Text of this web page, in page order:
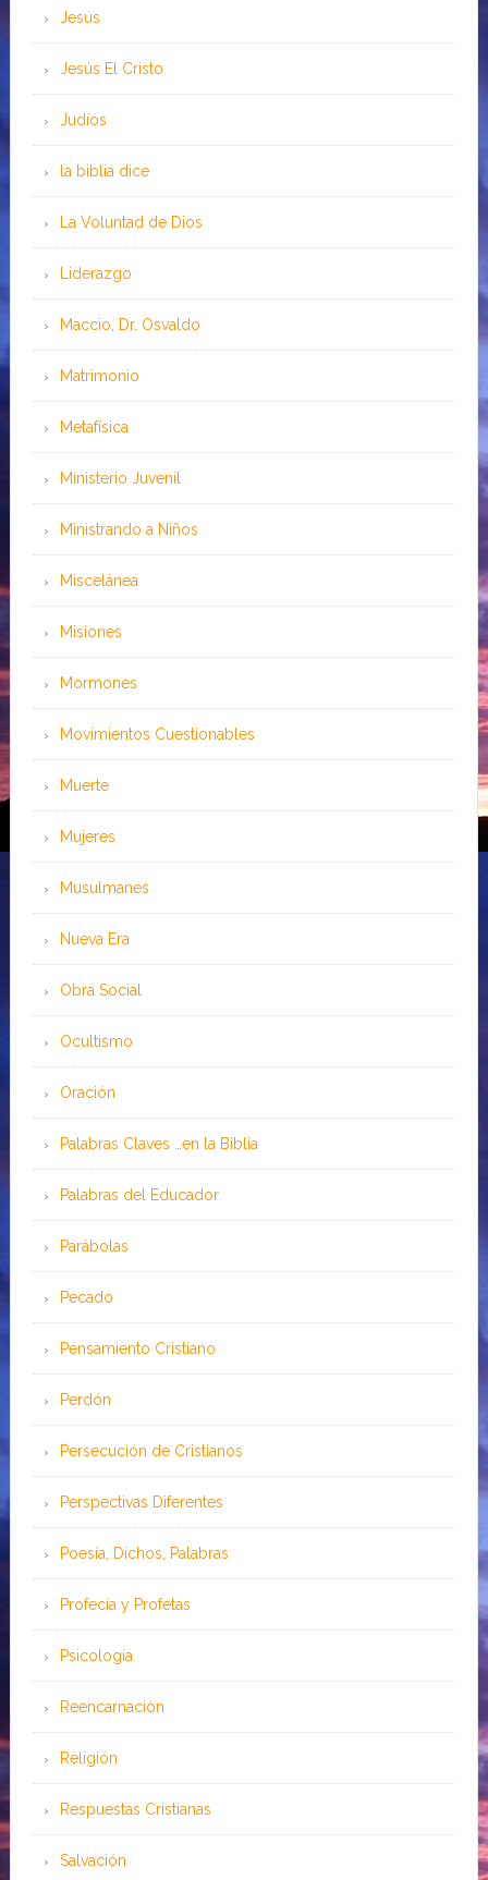
Jesús
Jesús El Cristo
Judíos
la biblia dice
La Voluntad de Dios
Liderazgo
Maccio, Dr. Osvaldo
Matrimonio
Metafísica
Ministerio Juvenil
Ministrando a Niños
Miscelánea
Misiones
Mormones
Movimientos Cuestionables
Muerte
Mujeres
Musulmanes
Nueva Era
Obra Social
Ocultismo
Oración
Palabras Claves …en la Biblia
Palabras del Educador
Parábolas
Pecado
Pensamiento Cristiano
Perdón
Persecución de Cristianos
Perspectivas Diferentes
Poesía, Dichos, Palabras
Profecía y Profetas
Psicología
Reencarnación
Religión
Respuestas Cristianas
Salvación